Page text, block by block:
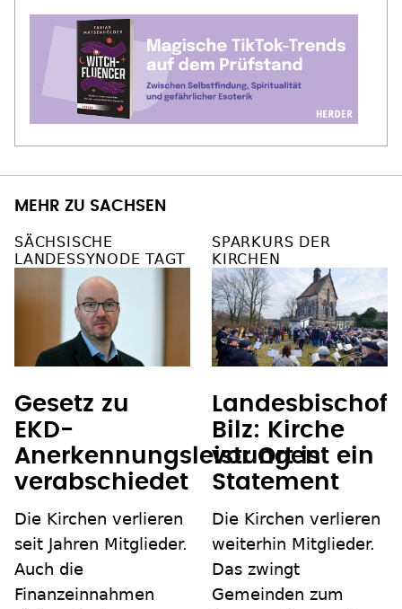
MEHR ZU SACHSEN
SÄCHSISCHE
LANDESSYNODE TAGT
Gesetz zu
EKD-
Anerkennungsleistungen
verabschiedet
Die Kirchen verlieren
seit Jahren Mitglieder.
Auch die
Finanzeinnahmen
SPARKURS DER
KIRCHEN
Landesbischof
Bilz: Kirche
vor Ort ist ein
Statement
Die Kirchen verlieren
weiterhin Mitglieder.
Das zwingt
Gemeinden zum